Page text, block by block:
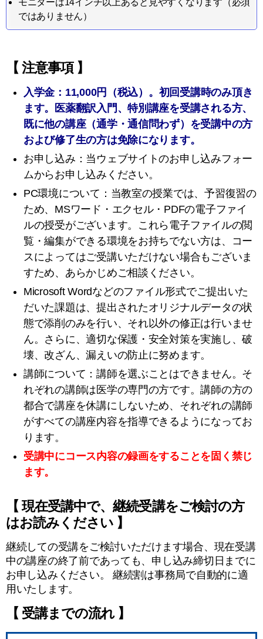
モニターは14インチ以上あると見やすくなります（必須
ではありません）
【 注意事項 】
入学金：11,000円（税込）。初回受講時のみ頂き
ます。医薬翻訳入門、特別講座を受講される方、
既に他の講座（通学・通信問わず）を受講中の方
および修了生の方は免除になります。
お申し込み：当ウェブサイトのお申し込みフォー
ムからお申し込みください。
PC環境について：当教室の授業では、予習復習の
ため、MSワード・エクセル・PDFの電子ファイ
ルの授受がございます。これら電子ファイルの閲
覧・編集ができる環境をお持ちでない方は、コー
スによってはご受講いただけない場合もございま
すため、あらかじめご相談ください。
Microsoft Wordなどのファイル形式でご提出いた
だいた課題は、提出されたオリジナルデータの状
態で添削のみを行い、それ以外の修正は行いませ
ん。さらに、適切な保護・安全対策を実施し、破
壊、改ざん、漏えいの防止に努めます。
講師について：講師を選ぶことはできません。そ
れぞれの講師は医学の専門の方です。講師の方の
都合で講座を休講にしないため、それぞれの講師
がすべての講座内容を指導できるようになってお
ります。
受講中にコース内容の録画をすることを固く禁じ
ます。
【 現在受講中で、継続受講をご検討の方
はお読みください 】
継続しての受講をご検討いただけます場合、現在受講
中の講座の終了前であっても、申し込み締切日までに
お申し込みください。 継続割は事務局で自動的に適
用いたします。
【 受講までの流れ 】